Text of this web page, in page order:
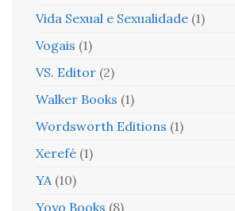
Vida Sexual e Sexualidade (1)
Vogais (1)
VS. Editor (2)
Walker Books (1)
Wordsworth Editions (1)
Xerefé (1)
YA (10)
Yoyo Books (8)